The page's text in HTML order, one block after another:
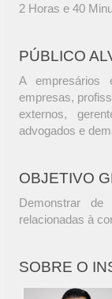
2 Horas e 40
PÚBLICO
A empresários
empresas,
externos,
advogados e
OBJETIVO
Demonstrar
relacionadas à
SOBRE O